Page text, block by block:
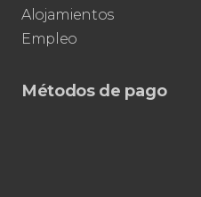
Alojamientos
Empleo
Métodos de pago